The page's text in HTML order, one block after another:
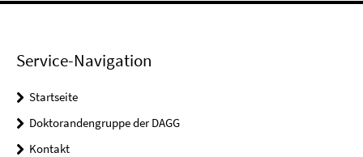
Service-Navigation
Startseite
Doktorandengruppe der DAGG
Kontakt